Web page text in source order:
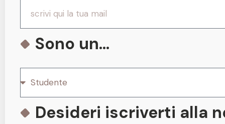
Sono un...
Desideri iscriverti alla